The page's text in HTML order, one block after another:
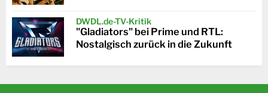
DWDL.de-TV-Kritik
"Gladiators" bei Prime und RTL:
Nostalgisch zurück in die Zukunft